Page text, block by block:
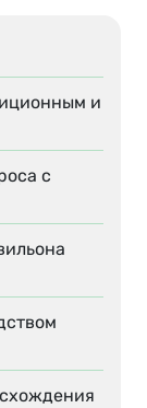
и
с